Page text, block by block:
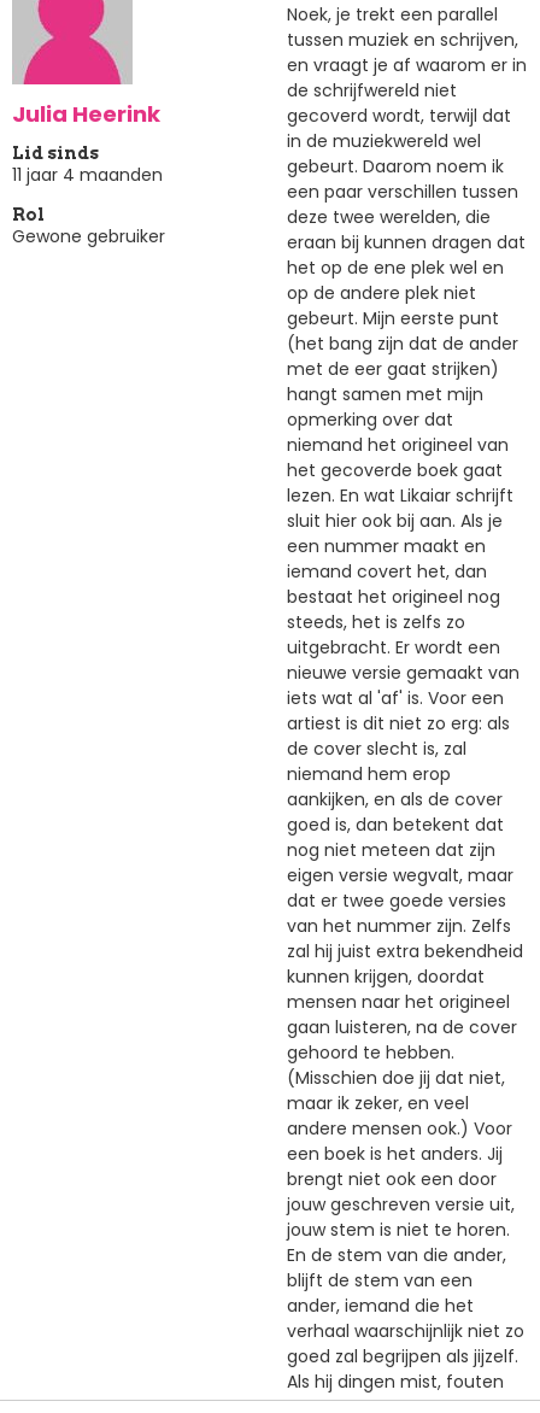
Julia Heerink
Lid sinds
11 jaar 4 maanden
Rol
Gewone gebruiker
Noek, je trekt een parallel
tussen muziek en schrijven,
en vraagt je af waarom er in
de schrijfwereld niet
gecoverd wordt, terwijl dat
in de muziekwereld wel
gebeurt. Daarom noem ik
een paar verschillen tussen
deze twee werelden, die
eraan bij kunnen dragen dat
het op de ene plek wel en
op de andere plek niet
gebeurt. Mijn eerste punt
(het bang zijn dat de ander
met de eer gaat strijken)
hangt samen met mijn
opmerking over dat
niemand het origineel van
het gecoverde boek gaat
lezen. En wat Likaiar schrijft
sluit hier ook bij aan. Als je
een nummer maakt en
iemand covert het, dan
bestaat het origineel nog
steeds, het is zelfs zo
uitgebracht. Er wordt een
nieuwe versie gemaakt van
iets wat al 'af' is. Voor een
artiest is dit niet zo erg: als
de cover slecht is, zal
niemand hem erop
aankijken, en als de cover
goed is, dan betekent dat
nog niet meteen dat zijn
eigen versie wegvalt, maar
dat er twee goede versies
van het nummer zijn. Zelfs
zal hij juist extra bekendheid
kunnen krijgen, doordat
mensen naar het origineel
gaan luisteren, na de cover
gehoord te hebben.
(Misschien doe jij dat niet,
maar ik zeker, en veel
andere mensen ook.) Voor
een boek is het anders. Jij
brengt niet ook een door
jouw geschreven versie uit,
jouw stem is niet te horen.
En de stem van die ander,
blijft de stem van een
ander, iemand die het
verhaal waarschijnlijk niet zo
goed zal begrijpen als jijzelf.
Als hij dingen mist, fouten
maakt, niet helder genoeg